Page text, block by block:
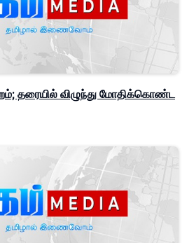
தரையில் விழுந்து மோதிக்கொண்ட